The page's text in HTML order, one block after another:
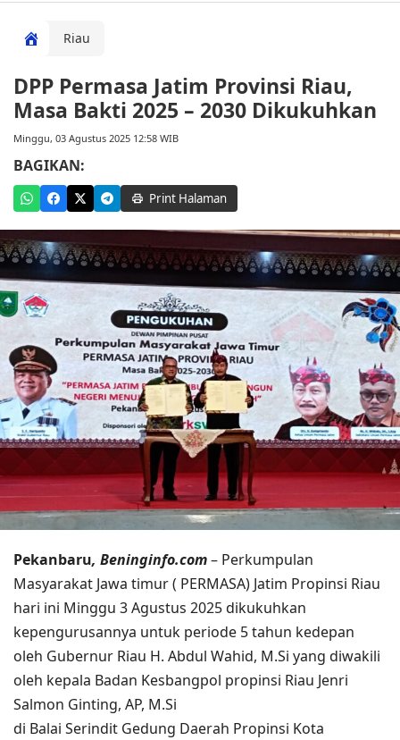
Riau
DPP Permasa Jatim Provinsi Riau,
Masa Bakti 2025 – 2030 Dikukuhkan
Minggu, 03 Agustus 2025 12:58 WIB
BAGIKAN:
Print Halaman
Pekanbaru, Beninginfo.com– Perkumpulan
Masyarakat Jawa timur ( PERMASA) Jatim Propinsi Riau
hari ini Minggu 3 Agustus 2025 dikukuhkan
kepengurusannya untuk periode 5 tahun kedepan
oleh Gubernur Riau H. Abdul Wahid, M.Si yang diwakili
oleh kepala Badan Kesbangpol propinsi Riau Jenri
Salmon Ginting, AP, M.Si
di Balai Serindit Gedung Daerah Propinsi Kota